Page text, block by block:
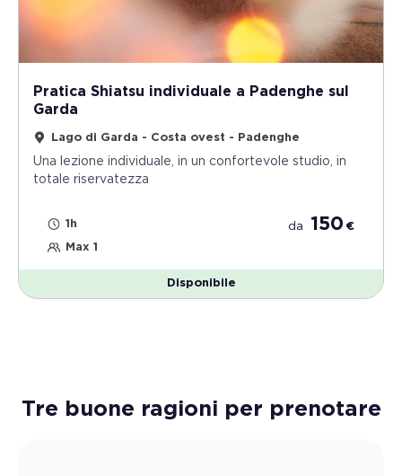
Pratica Shiatsu individuale a Padenghe sul
Garda
Lago di Garda - Costa ovest - Padenghe
Una lezione individuale, in un confortevole studio, in
totale riservatezza
1h
Max 1
da 150 €
Disponibile
Tre buone ragioni per prenotare